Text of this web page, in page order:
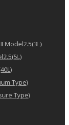
Model2.5(3L)
Type)
Type)